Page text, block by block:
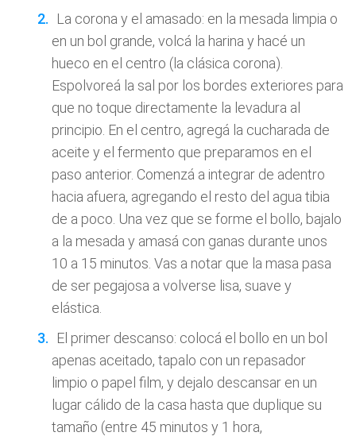
La corona y el amasado: en la mesada limpia o
en un bol grande, volcá la harina y hacé un
hueco en el centro (la clásica corona).
Espolvoreá la sal por los bordes exteriores para
que no toque directamente la levadura al
principio. En el centro, agregá la cucharada de
aceite y el fermento que preparamos en el
paso anterior. Comenzá a integrar de adentro
hacia afuera, agregando el resto del agua tibia
de a poco. Una vez que se forme el bollo, bajalo
a la mesada y amasá con ganas durante unos
10 a 15 minutos. Vas a notar que la masa pasa
de ser pegajosa a volverse lisa, suave y
elástica.
El primer descanso: colocá el bollo en un bol
apenas aceitado, tapalo con un repasador
limpio o papel film, y dejalo descansar en un
lugar cálido de la casa hasta que duplique su
tamaño (entre 45 minutos y 1 hora,